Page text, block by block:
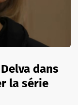
dans
la série